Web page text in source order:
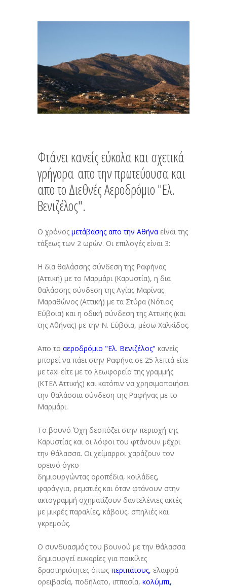
Φτάνει κανείς εύκολα και σχετικά
γρήγορα απο την πρωτεύουσα και
απο το Διεθνές Αεροδρόμιο "Ελ.
Βενιζέλος".
Ο χρόνος μετάβασης απο την Αθήνα είναι της
τάξεως των 2 ωρών. Οι επιλογές είναι 3:
Η δια θαλάσσης σύνδεση της Ραφήνας
(Αττική) με το Μαρμάρι (Καρυστία), η δια
θαλάσσης σύνδεση της Αγίας Μαρίνας
Μαραθώνος (Αττική) με τα Στύρα (Νότιος
Εύβοια) και η οδική σύνδεση της Αττικής (και
της Αθήνας) με την Ν. Εύβοια, μέσω Χαλκίδος.
Απο το αεροδρόμιο "Ελ. Βενιζέλος" κανείς
μπορεί να πάει στην Ραφήνα σε 25 λεπτά είτε
με taxi είτε με το λεωφορείο της γραμμής
(ΚΤΕΛ Αττικής) και κατόπιν να χρησιμοποιήσει
την θαλάσσια σύνδεση της Ραφήνας με το
Μαρμάρι.
Το βουνό Όχη δεσπόζει στην περιοχή της
Καρυστίας και οι λόφοι του φτάνουν μέχρι
την θάλασσα. Οι χείμαρροι χαράζουν τον
ορεινό όγκο
δημιουργώντας οροπέδια, κοιλάδες,
φαράγγια, ρεματιές και όταν φτάνουν στην
ακτογραμμή σχηματίζουν δαντελένιες ακτές
με μικρές παραλίες, κάβους, σπηλιές και
γκρεμούς.
Ο συνδυασμός του βουνού με την θάλασσα
δημιουργεί ευκαρίες για ποικίλες
δραστηριότητες όπως περιπάτους, ελαφρά
ορειβασία, ποδήλατο, ιππασία, κολύμπι,